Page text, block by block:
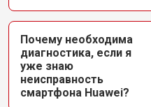
Почему необходима
диагностика, если я
уже знаю
неисправность
смартфона Huawei?